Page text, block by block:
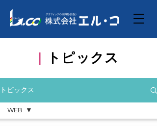
トピックス
トピックス
WEB